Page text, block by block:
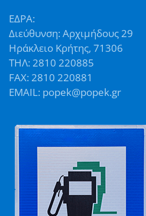
ΕΔΡΑ:
Διεύθυνση: Αρχιμήδους 29
Ηράκλειο Κρήτης, 71306
ΤΗΛ: 2810 220885
FAX: 2810 220881
EMAIL: popek@popek.gr